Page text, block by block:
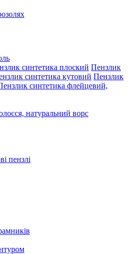
синтетика плоский Пензлик
синтетика кутовий Пензлик
синтетика флейцевий,
натуральний ворс
пензлі